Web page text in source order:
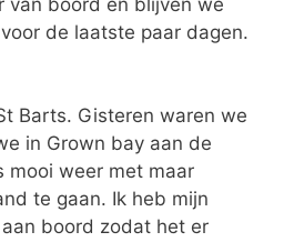
de laatste paar dagen.
Barts. Gisteren waren we
in Grown bay aan de
mooi weer met maar
te gaan. Ik heb mijn
boord zodat het er